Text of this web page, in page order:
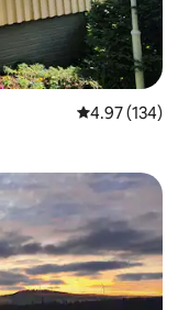
Calificación
4.97 (134)